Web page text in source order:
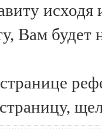
исходя
Вам будет